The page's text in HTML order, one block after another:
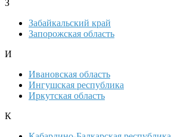
З
Забайкальский край
Запорожская область
И
Ивановская область
Ингушская республика
Иркутская область
К